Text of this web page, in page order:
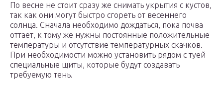
По весне не стоит сразу же снимать укрытия с кустов,
так как они могут быстро сгореть от весеннего
солнца. Сначала необходимо дождаться, пока почва
оттает, к тому же нужны постоянные положительные
температуры и отсутствие температурных скачков.
При необходимости можно установить рядом с туей
специальные щиты, которые будут создавать
требуемую тень.